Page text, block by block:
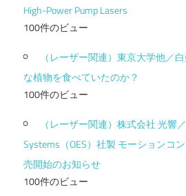
High-Power Pump Lasers
100件のビュー
（レーザー関連）東京大学他／
な植物を食べていたのか？
100件のビュー
（レーザー関連）株式会社 光響
Systems（OES）社製 モーションコ
売開始のお知らせ
100件のビュー